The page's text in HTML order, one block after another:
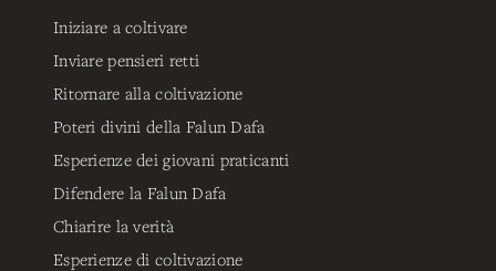
Iniziare a coltivare
Inviare pensieri retti
Ritornare alla coltivazione
Poteri divini della Falun Dafa
Esperienze dei giovani praticanti
Difendere la Falun Dafa
Chiarire la verità
Esperienze di coltivazione